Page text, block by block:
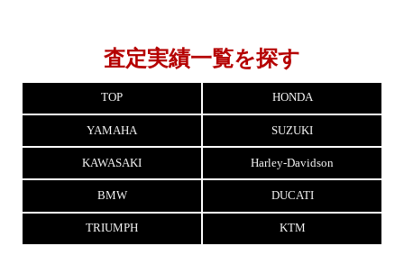
査定実績一覧を探す
TOP HONDA
YAMAHA SUZUKI
KAWASAKI Harley-Davidson
BMW DUCATI
TRIUMPH KTM